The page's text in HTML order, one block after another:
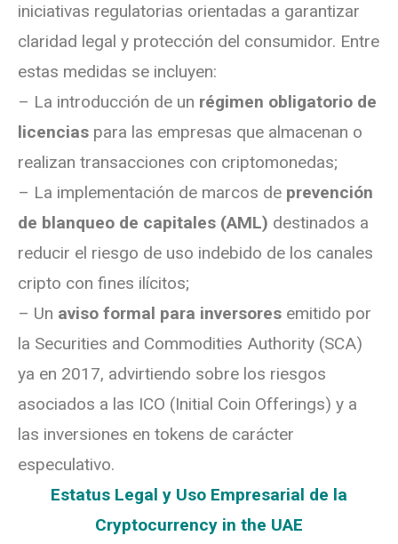
iniciativas regulatorias orientadas a garantizar
claridad legal y protección del consumidor. Entre
estas medidas se incluyen:
– La introducción de un régimen obligatorio de
licencias para las empresas que almacenan o
realizan transacciones con criptomonedas;
– La implementación de marcos de prevención
de blanqueo de capitales (AML) destinados a
reducir el riesgo de uso indebido de los canales
cripto con fines ilícitos;
– Un aviso formal para inversores emitido por
la Securities and Commodities Authority (SCA)
ya en 2017, advirtiendo sobre los riesgos
asociados a las ICO (Initial Coin Offerings) y a
las inversiones en tokens de carácter
especulativo.
Estatus Legal y Uso Empresarial de la
Cryptocurrency in the UAE